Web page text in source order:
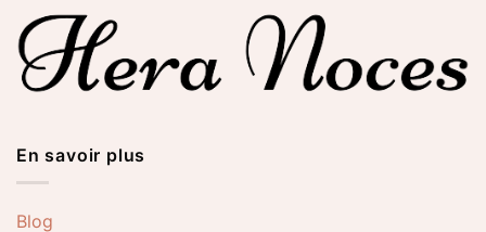
En savoir plus
Blog